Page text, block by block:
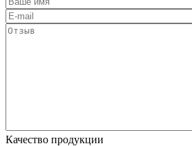
Качество продукции